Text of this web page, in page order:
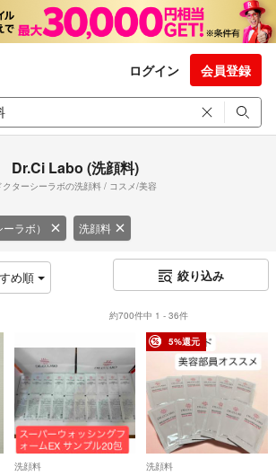
ログイン 会員登録
Dr.Ci Labo (洗顔料)
クターシーラボの洗顔料 / コスメ/美容
ラボ） 洗顔料
め順 絞り込み
約700件中 1 - 36件
洗顔料
5%還元
洗顔料